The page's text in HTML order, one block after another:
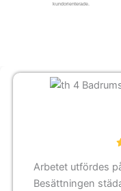
kundorienterade.
Arbetet utfördes
Besättningen